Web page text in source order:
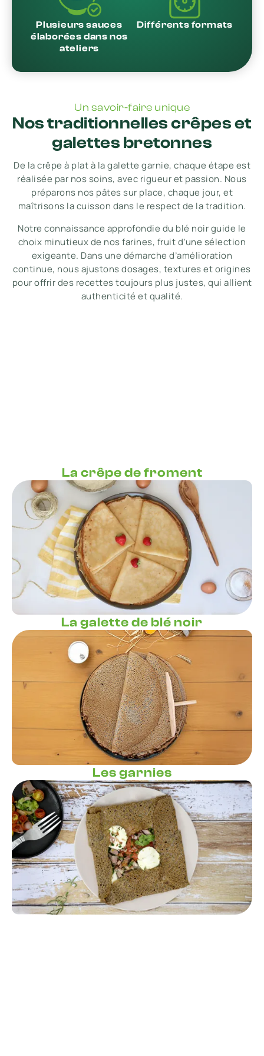
Plusieurs sauces
élaborées dans nos
ateliers
Différents formats
Un savoir-faire unique
Nos traditionnelles crêpes et
galettes bretonnes
De la crêpe à plat à la galette garnie, chaque étape est
réalisée par nos soins, avec rigueur et passion. Nous
préparons nos pâtes sur place, chaque jour, et
maîtrisons la cuisson dans le respect de la tradition.
Notre connaissance approfondie du blé noir guide le
choix minutieux de nos farines, fruit d’une sélection
exigeante. Dans une démarche d’amélioration
continue, nous ajustons dosages, textures et origines
pour offrir des recettes toujours plus justes, qui allient
authenticité et qualité.
La crêpe de froment
La galette de blé noir
Les garnies